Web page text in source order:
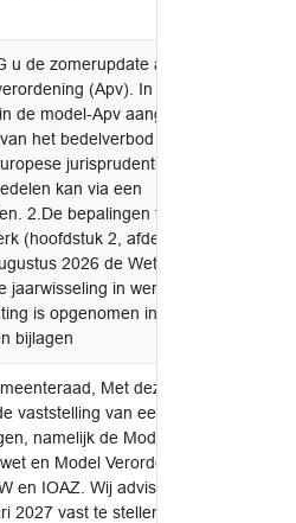
u de zomerupdate aan voor
(Apv). In deze
de model-Apv aangepast:
het bedelverbod (artikel
jurisprudentie.
kan via een
2.De bepalingen ten
(hoofdstuk 2, afdeling 10)
2026 de Wet veilige
in werking zijn
is opgenomen in de
bijlagen
Met deze
vaststelling van een
namelijk de Model Re-
en Model Verordening
en IOAZ. Wij adviseren u
2027 vast te stellen